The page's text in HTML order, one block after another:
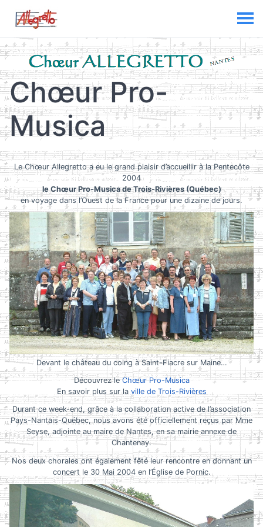
Chœur Pro-
Musica
Le Chœur Allegretto a eu le grand plaisir d’accueillir à la Pentecôte
2004
le Chœur Pro-Musica de Trois-Rivières (Québec)
en voyage dans l’Ouest de la France pour une dizaine de jours.
Devant le château du coing à Saint-Fiacre sur Maine…
Découvrez leChœur Pro-Musica
En savoir plus sur la ville de Trois-Rivières
Durant ce week-end, grâce à la collaboration active de l’association
Pays-Nantais-Québec, nous avons été officiellement reçus par Mme
Seyse, adjointe au maire de Nantes, en sa mairie annexe de
Chantenay.
Nos deux chorales ont également fêté leur rencontre en donnant un
concert le 30 Mai 2004 en l’Église de Pornic.